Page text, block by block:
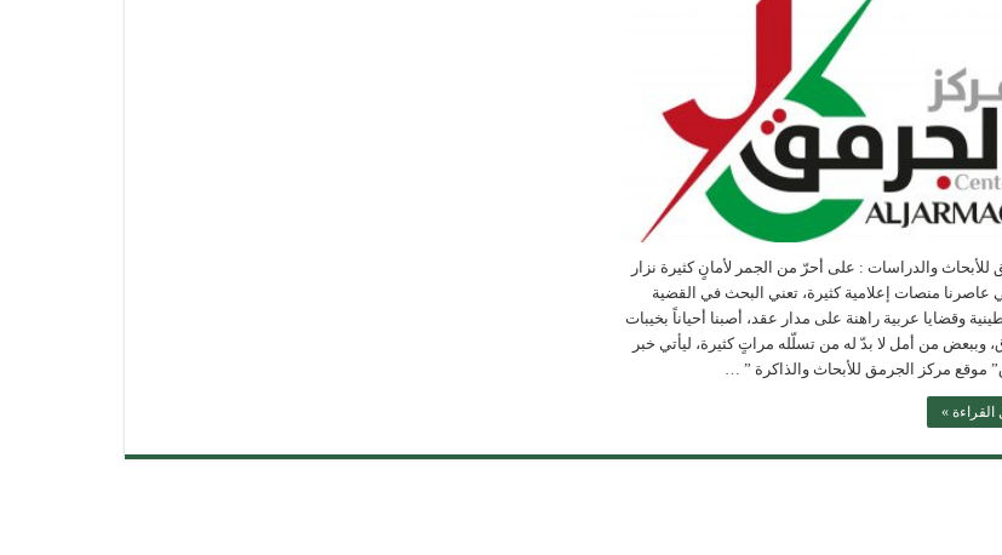
للأبحاث والدراسات : على أحرّ من الجمر لأمانٍ كثيرة نزار
عاصرنا منصات إعلامية كثيرة، تعني البحث في القضية
وقضايا عربية راهنة على مدار عقد، أصبنا أحياناً بخيبات
وببعض من أمل لا بدّ له من تسلّله مراتٍ كثيرة، ليأتي خبر
موقع مركز الجرمق للأبحاث والذاكرة ” …
القراءة »